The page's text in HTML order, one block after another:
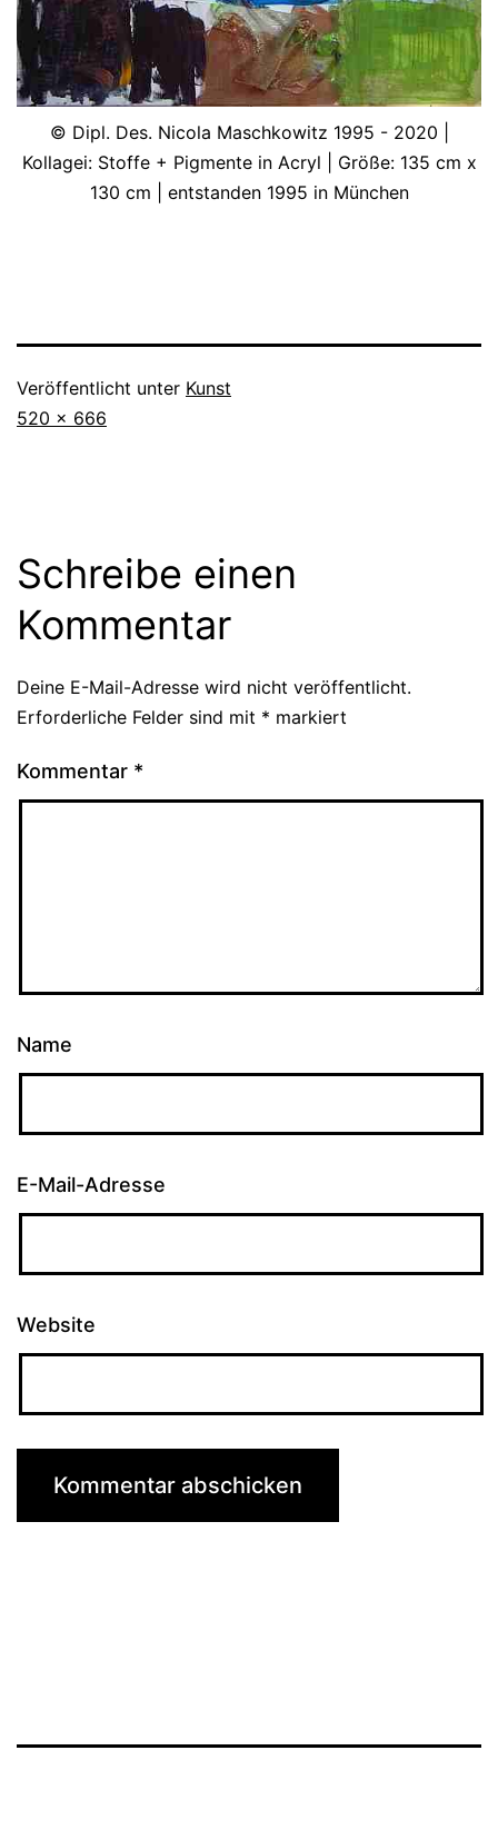
© Dipl. Des. Nicola Maschkowitz 1995 - 2020 |
Kollagei: Stoffe + Pigmente in Acryl | Größe: 135 cm x
130 cm | entstanden 1995 in München
Veröffentlicht unter Kunst
Originalgröße
520 × 666
Schreibe einen
Kommentar
Deine E-Mail-Adresse wird nicht veröffentlicht.
Erforderliche Felder sind mit * markiert
Kommentar *
Name
E-Mail-Adresse
Website